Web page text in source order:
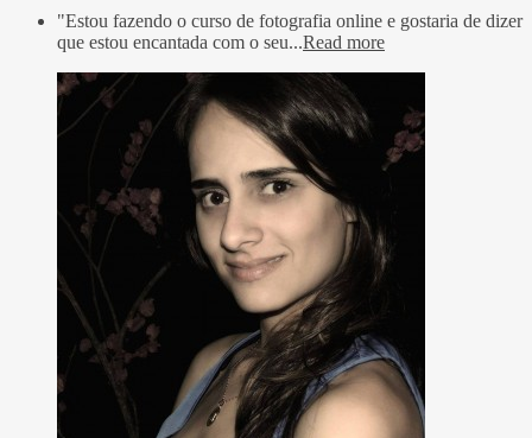
"Estou fazendo o curso de fotografia online e gostaria de dizer
que estou encantada com o seu...Read more